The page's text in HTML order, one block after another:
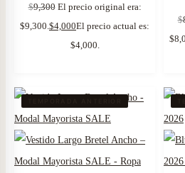
$9,300 El precio original era:
$9,300.$4,000El precio actual es:
$4,000.
$